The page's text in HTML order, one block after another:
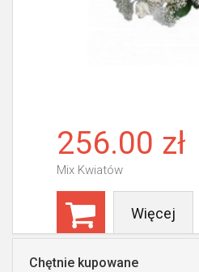
256.00 zł
Mix Kwiatów
Więcej
Chętnie kupowane